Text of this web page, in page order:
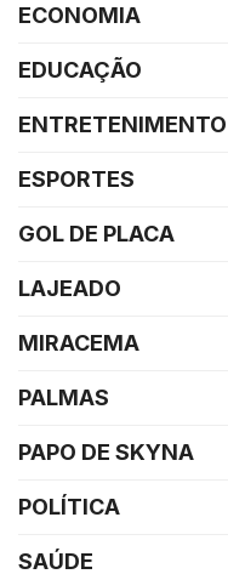
ECONOMIA
EDUCAÇÃO
ENTRETENIMENTO
ESPORTES
GOL DE PLACA
LAJEADO
MIRACEMA
PALMAS
PAPO DE SKYNA
POLÍTICA
SAÚDE